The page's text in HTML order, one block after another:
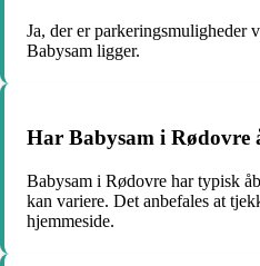
Ja, der er parkeringsmuligheder
Babysam ligger.
Har Babysam i Rødovre
Babysam i Rødovre har typisk
kan variere. Det anbefales at
hjemmeside.